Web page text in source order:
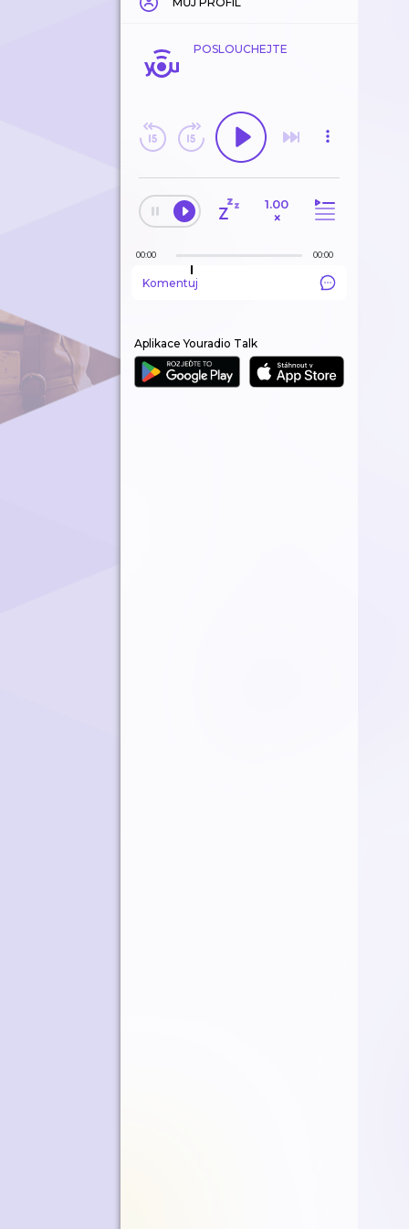
POSLOUCHEJTE
1.00
×
00:00 00:00
Komentuj
Aplikace Youradio Talk